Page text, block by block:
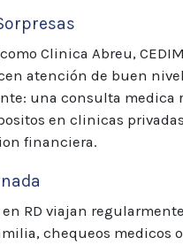
Clinica Abreu,
atención de buen
una consulta medica
en clinicas
financiera.
RD viajan
chequeos medicos o